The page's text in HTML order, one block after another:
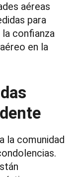
aéreas
para
confianza
en la
la comunidad